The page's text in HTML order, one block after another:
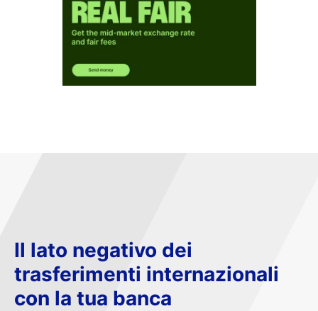
Il lato negativo dei
trasferimenti internazionali
con la tua banca